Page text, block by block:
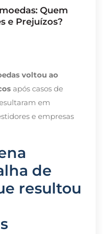
e Prejuízos?
voltou ao
após casos de
em
e empresas
de
resultou